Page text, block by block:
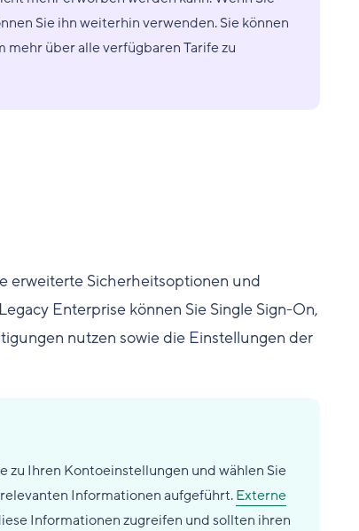
Sie ihn weiterhin verwenden. Sie können
mehr über alle verfügbaren Tarife zu
erweiterte Sicherheitsoptionen und
Enterprise können Sie Single Sign-On,
nutzen sowie die Einstellungen der
zu Ihren Kontoeinstellungen und wählen Sie
Informationen aufgeführt.Externe
Informationen zugreifen und sollten ihren